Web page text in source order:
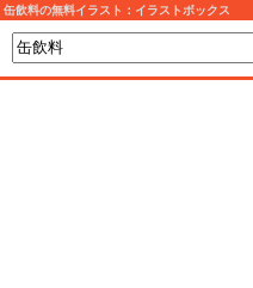
缶飲料の無料イラスト：イラストボックス